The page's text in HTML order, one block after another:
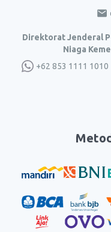
Direktorat Jenderal
Niaga
+62 853 1111 1010